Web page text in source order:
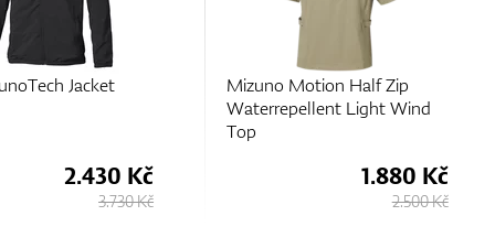
Half Zip
1.880 Kč
2.500 Kč
Mizuno Essential 1/4 Zip
1.630 Kč
2.500 Kč